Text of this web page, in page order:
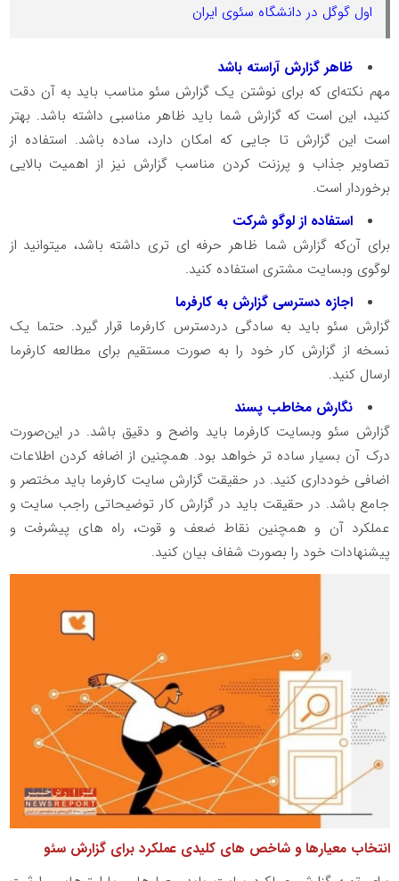
اول گوگل در دانشگاه سئوی ایران
ظاهر گزارش آراسته باشد
مهم نکته‌ای که برای نوشتن یک گزارش سئو مناسب باید به آن دقت
کنید، این است که گزارش شما باید ظاهر مناسبی داشته باشد. بهتر
است این گزارش تا جایی که امکان دارد، ساده باشد. استفاده از
تصاویر جذاب و پرزنت کردن مناسب گزارش نیز از اهمیت بالایی
برخوردار است.
استفاده از لوگو شرکت
برای آن‌که گزارش شما ظاهر حرفه ای تری داشته باشد، میتوانید از
لوگوی وبسایت مشتری استفاده کنید.
اجازه دسترسی گزارش به کارفرما
گزارش سئو باید به سادگی دردسترس کارفرما قرار گیرد. حتما یک
نسخه از گزارش کار خود را به صورت مستقیم برای مطالعه کارفرما
ارسال کنید.
نگارش مخاطب پسند
گزارش سئو وبسایت کارفرما باید واضح و دقیق باشد. در این‌صورت
درک آن بسیار ساده تر خواهد بود. همچنین از اضافه کردن اطلاعات
اضافی خودداری کنید. در حقیقت گزارش سایت کارفرما باید مختصر و
جامع باشد. در حقیقت باید در گزارش کار توضیحاتی راجب سایت و
عملکرد آن و همچنین نقاط ضعف و قوت، راه های پیشرفت و
پیشنهادات خود را بصورت شفاف بیان کنید.
انتخاب معیارها و شاخص های کلیدی عملکرد برای گزارش سئو